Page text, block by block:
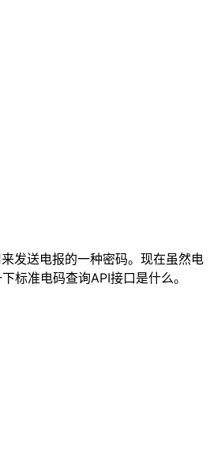
发送电报的一种密码。现在虽然电
标准电码查询API接口是什么。